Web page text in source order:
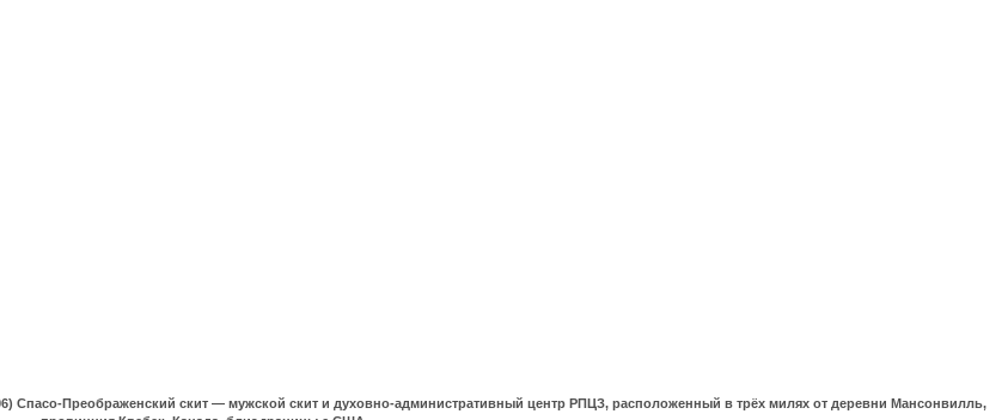
Спасо-Преображенский скит — мужской скит и духовно-административный центр РПЦЗ, расположенный в трёх милях от деревни Мансонвилль,